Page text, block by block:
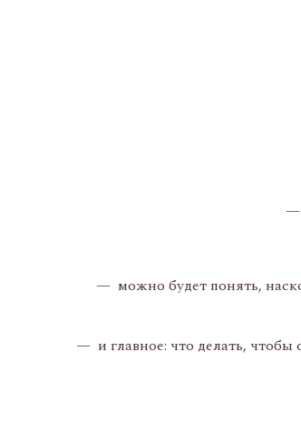
—
— можно будет понять,
— и главное: что делать, чтобы